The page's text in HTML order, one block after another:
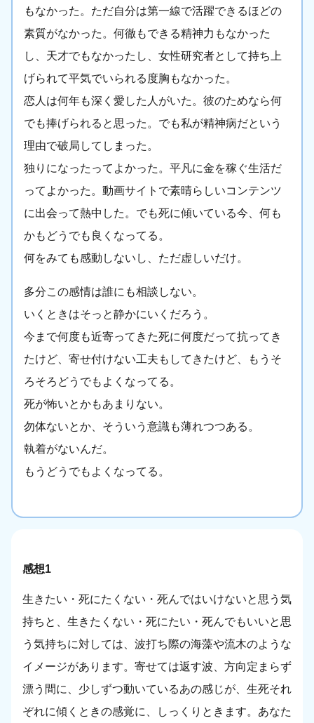
もなかった。ただ自分は第一線で活躍できるほどの
素質がなかった。何徹もできる精神力もなかった
し、天才でもなかったし、女性研究者として持ち上
げられて平気でいられる度胸もなかった。
恋人は何年も深く愛した人がいた。彼のためなら何
でも捧げられると思った。でも私が精神病だという
理由で破局してしまった。
独りになったってよかった。平凡に金を稼ぐ生活だ
ってよかった。動画サイトで素晴らしいコンテンツ
に出会って熱中した。でも死に傾いている今、何も
かもどうでも良くなってる。
何をみても感動しないし、ただ虚しいだけ。
多分この感情は誰にも相談しない。
いくときはそっと静かにいくだろう。
今まで何度も近寄ってきた死に何度だって抗ってき
たけど、寄せ付けない工夫もしてきたけど、もうそ
ろそろどうでもよくなってる。
死が怖いとかもあまりない。
勿体ないとか、そういう意識も薄れつつある。
執着がないんだ。
もうどうでもよくなってる。
感想1
生きたい・死にたくない・死んではいけないと思う気
持ちと、生きたくない・死にたい・死んでもいいと思
う気持ちに対しては、波打ち際の海藻や流木のような
イメージがあります。寄せては返す波、方向定まらず
漂う間に、少しずつ動いているあの感じが、生死それ
ぞれに傾くときの感覚に、しっくりときます。あなた